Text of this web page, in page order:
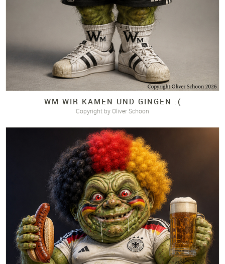
WM WIR KAMEN UND GINGEN :(
Copyright by Oliver Schoon